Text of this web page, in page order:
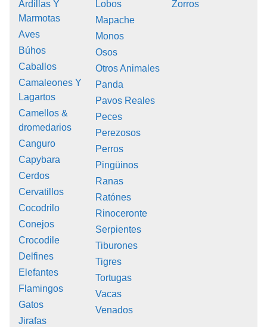
Ardillas Y
Marmotas
Aves
Búhos
Caballos
Camaleones Y
Lagartos
Camellos &
dromedarios
Canguro
Capybara
Cerdos
Cervatillos
Cocodrilo
Conejos
Crocodile
Delfines
Elefantes
Flamingos
Gatos
Jirafas
Lobos
Mapache
Monos
Osos
Otros Animales
Panda
Pavos Reales
Peces
Perezosos
Perros
Pingüinos
Ranas
Ratónes
Rinoceronte
Serpientes
Tiburones
Tigres
Tortugas
Vacas
Venados
Zorros